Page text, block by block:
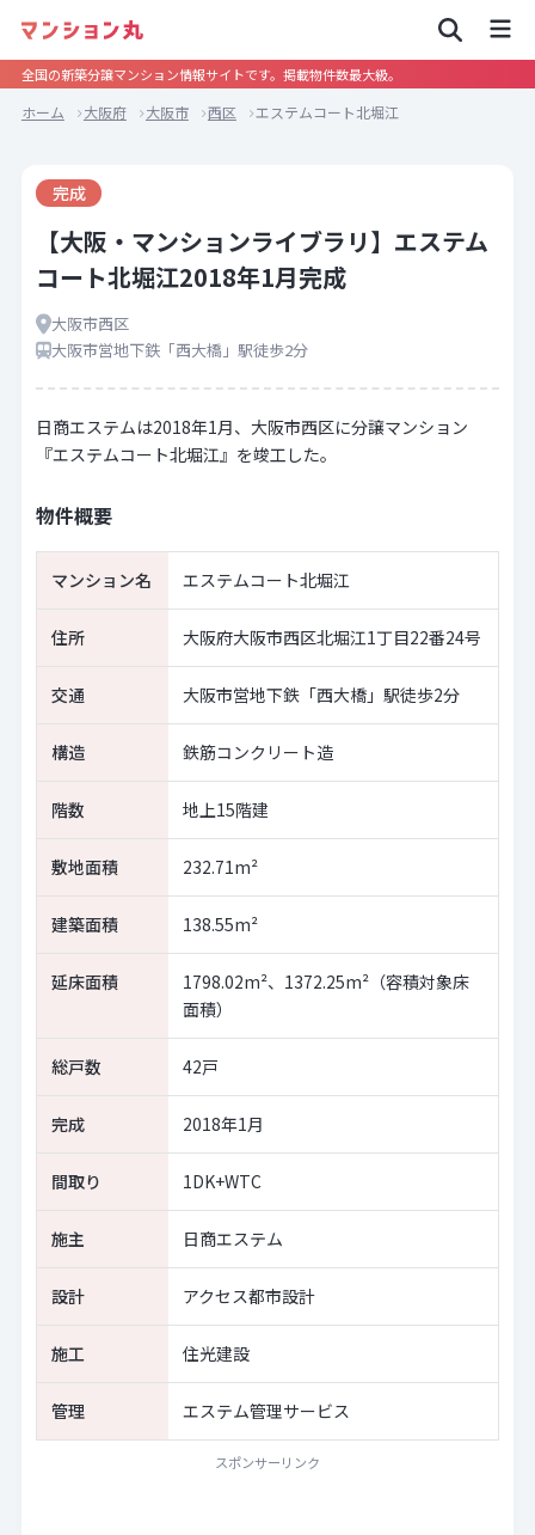
全国の新築分譲マンション情報サイトです。掲載物件数最大級。
ホーム 大阪府 大阪市 西区 エステムコート北堀江
完成
【大阪・マンションライブラリ】エステム
コート北堀江2018年1月完成
大阪市西区
大阪市営地下鉄「西大橋」駅徒歩2分
日商エステムは2018年1月、大阪市西区に分譲マンション
『エステムコート北堀江』を竣工した。
物件概要
マンション名 エステムコート北堀江
住所 大阪府大阪市西区北堀江1丁目22番24号
交通 大阪市営地下鉄「西大橋」駅徒歩2分
構造 鉄筋コンクリート造
階数 地上15階建
敷地面積 232.71m²
建築面積 138.55m²
延床面積
1798.02m²、1372.25m²（容積対象床
面積）
総戸数 42戸
完成 2018年1月
間取り 1DK+WTC
施主 日商エステム
設計 アクセス都市設計
施工 住光建設
管理 エステム管理サービス
スポンサーリンク